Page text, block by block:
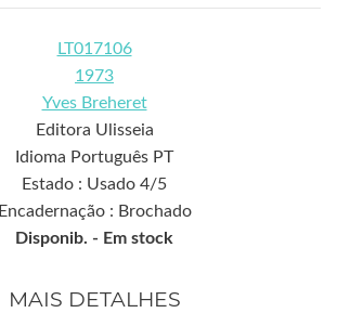
LT017106
1973
Yves Breheret
Editora Ulisseia
Idioma Português PT
Estado : Usado 4/5
Encadernação : Brochado
Disponib. - Em stock
MAIS DETALHES